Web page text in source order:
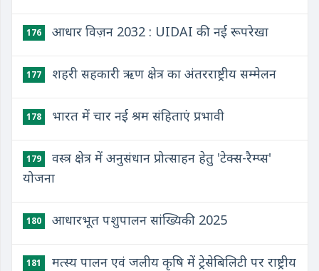
176 आधार विज़न 2032 : UIDAI की नई रूपरेखा
177 शहरी सहकारी ऋण क्षेत्र का अंतरराष्ट्रीय सम्मेलन
178 भारत में चार नई श्रम संहिताएं प्रभावी
179
वस्त्र क्षेत्र में अनुसंधान प्रोत्साहन हेतु 'टेक्स-रैम्प्स'
योजना
180 आधारभूत पशुपालन सांख्यिकी 2025
181
मत्स्य पालन एवं जलीय कृषि में ट्रेसेबिलिटी पर राष्ट्रीय